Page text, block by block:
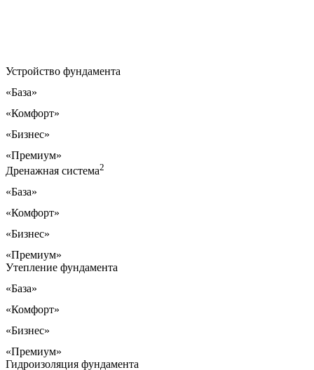
Устройство фундамента
«База»
«Комфорт»
«Бизнес»
«Премиум»
Дренажная система2
«База»
«Комфорт»
«Бизнес»
«Премиум»
Утепление фундамента
«База»
«Комфорт»
«Бизнес»
«Премиум»
Гидроизоляция фундамента